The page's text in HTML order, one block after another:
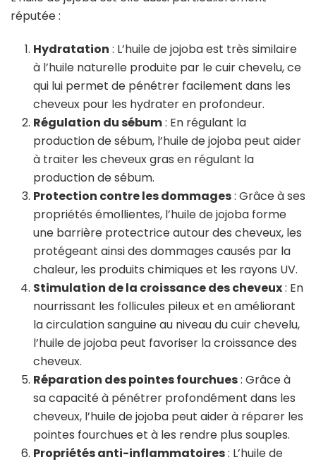
réputée :
Hydratation : L’huile de jojoba est très similaire
à l’huile naturelle produite par le cuir chevelu, ce
qui lui permet de pénétrer facilement dans les
cheveux pour les hydrater en profondeur.
Régulation du sébum: En régulant la
production de sébum, l’huile de jojoba peut aider
à traiter les cheveux gras en régulant la
production de sébum.
Protection contre les dommages: Grâce à ses
propriétés émollientes, l’huile de jojoba forme
une barrière protectrice autour des cheveux, les
protégeant ainsi des dommages causés par la
chaleur, les produits chimiques et les rayons UV.
Stimulation de la croissance des cheveux: En
nourrissant les follicules pileux et en améliorant
la circulation sanguine au niveau du cuir chevelu,
l’huile de jojoba peut favoriser la croissance des
cheveux.
Réparation des pointes fourchues: Grâce à
sa capacité à pénétrer profondément dans les
cheveux, l’huile de jojoba peut aider à réparer les
pointes fourchues et à les rendre plus souples.
Propriétés anti-inflammatoires: L’huile de